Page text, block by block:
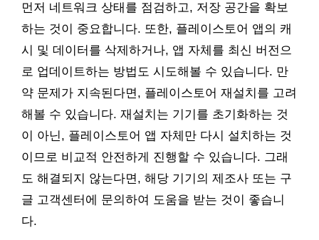
먼저 네트워크 상태를 점검하고, 저장 공간을 확보
하는 것이 중요합니다. 또한, 플레이스토어 앱의 캐
시 및 데이터를 삭제하거나, 앱 자체를 최신 버전으
로 업데이트하는 방법도 시도해볼 수 있습니다. 만
약 문제가 지속된다면, 플레이스토어 재설치를 고려
해볼 수 있습니다. 재설치는 기기를 초기화하는 것
이 아닌, 플레이스토어 앱 자체만 다시 설치하는 것
이므로 비교적 안전하게 진행할 수 있습니다. 그래
도 해결되지 않는다면, 해당 기기의 제조사 또는 구
글 고객센터에 문의하여 도움을 받는 것이 좋습니
다.